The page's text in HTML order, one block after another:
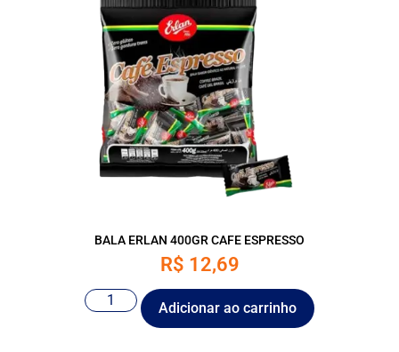
BALA ERLAN 400GR CAFE ESPRESSO
R$ 12,69
Adicionar ao carrinho